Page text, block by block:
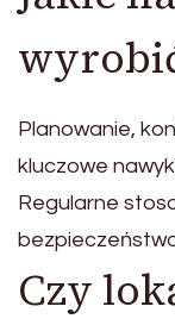
Planowanie,
kluczowe
Regularne
Czy